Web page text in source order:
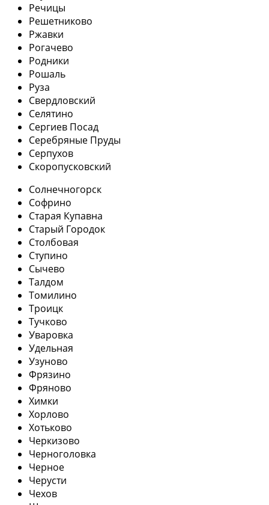
Речицы
Решетниково
Ржавки
Рогачево
Родники
Рошаль
Руза
Свердловский
Селятино
Сергиев Посад
Серебряные Пруды
Серпухов
Скоропусковский
Солнечногорск
Софрино
Старая Купавна
Старый Городок
Столбовая
Ступино
Сычево
Талдом
Томилино
Троицк
Тучково
Уваровка
Удельная
Узуново
Фрязино
Фряново
Химки
Хорлово
Хотьково
Черкизово
Черноголовка
Черное
Черусти
Чехов